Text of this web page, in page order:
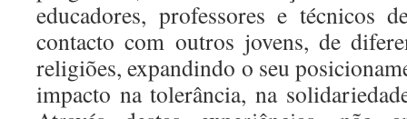
educadores, professores e técnicos
contacto com outros jovens, de
religiões, expandindo o seu
impacto na tolerância, na